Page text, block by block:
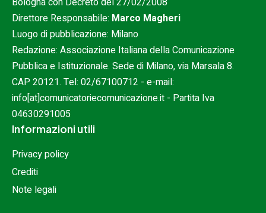
Direttore Responsabile: Marco Magheri
Luogo di pubblicazione: Milano
Redazione: Associazione Italiana della Comunicazione
Pubblica e Istituzionale. Sede di Milano, via Marsala 8.
CAP 20121. Tel: 02/67100712 - e-mail:
info[at]comunicatoriecomunicazione.it - Partita Iva
04630291005
Informazioni utili
Privacy policy
Crediti
Note legali